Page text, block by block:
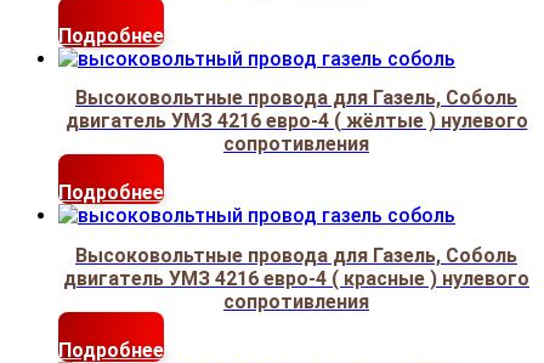
Подробнее
Высоковольтные провода для Газель, Соболь
двигатель УМЗ 4216 евро-4 ( жёлтые ) нулевого
сопротивления
Подробнее
Высоковольтные провода для Газель, Соболь
двигатель УМЗ 4216 евро-4 ( красные ) нулевого
сопротивления
Подробнее